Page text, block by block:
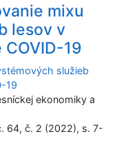
mixu
lesov v
19
služieb
19
ekonomiky a
64, č. 2 (2022), s. 7-